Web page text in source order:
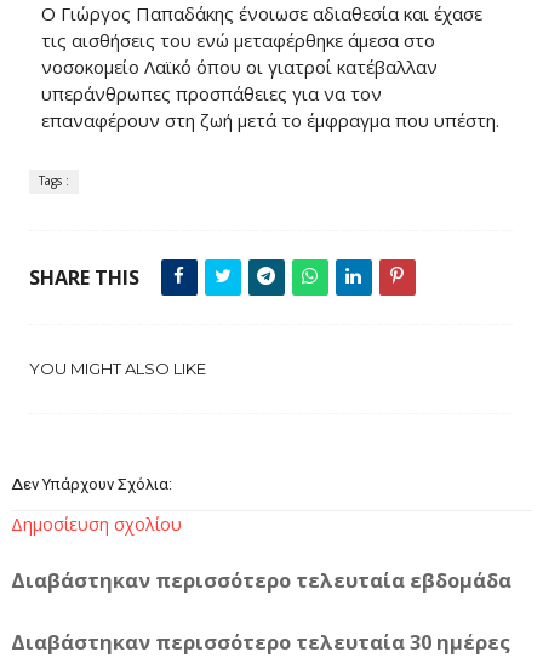
Ο Γιώργος Παπαδάκης ένοιωσε αδιαθεσία και έχασε
τις αισθήσεις του ενώ μεταφέρθηκε άμεσα στο
νοσοκομείο Λαϊκό όπου οι γιατροί κατέβαλλαν
υπεράνθρωπες προσπάθειες για να τον
επαναφέρουν στη ζωή μετά το έμφραγμα που υπέστη.
Tags :
SHARE THIS
YOU MIGHT ALSO LIKE
Δεν Υπάρχουν Σχόλια:
Δημοσίευση σχολίου
Διαβάστηκαν περισσότερο τελευταία εβδομάδα
Διαβάστηκαν περισσότερο τελευταία 30 ημέρες